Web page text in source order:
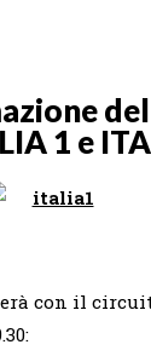
1 e
con il